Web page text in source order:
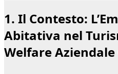
1. Il Contesto:
Abitativa nel
Welfare Aziendale